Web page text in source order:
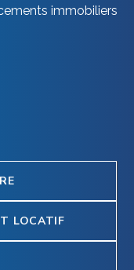
immobiliers
LOCATIF